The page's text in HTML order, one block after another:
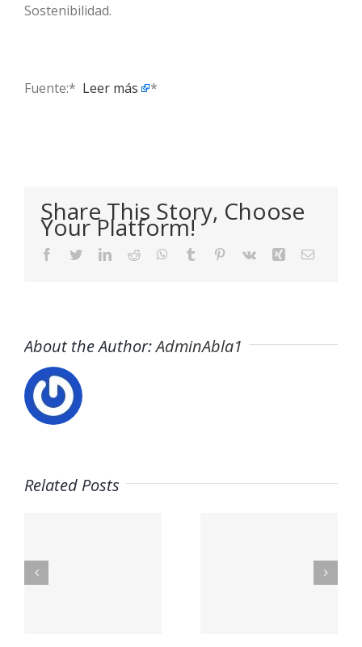
Sostenibilidad.
Fuente:* ​ Leer más *
Share This Story, Choose
Your Platform!
Facebook
TwitterLinkedIn
Reddit WhatsApp
Tumblr Pinterest
Vk Xing Email
About the Author:AdminAbla1
Related Posts
de
empleo